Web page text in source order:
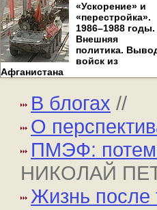
«Ускорение» и
«перестройка».
1986–1988 годы.
Внешняя
политика.
войск из
Афганистана
В блогах //
О
ПМЭФ:
НИКОЛАЙ
Жизнь после